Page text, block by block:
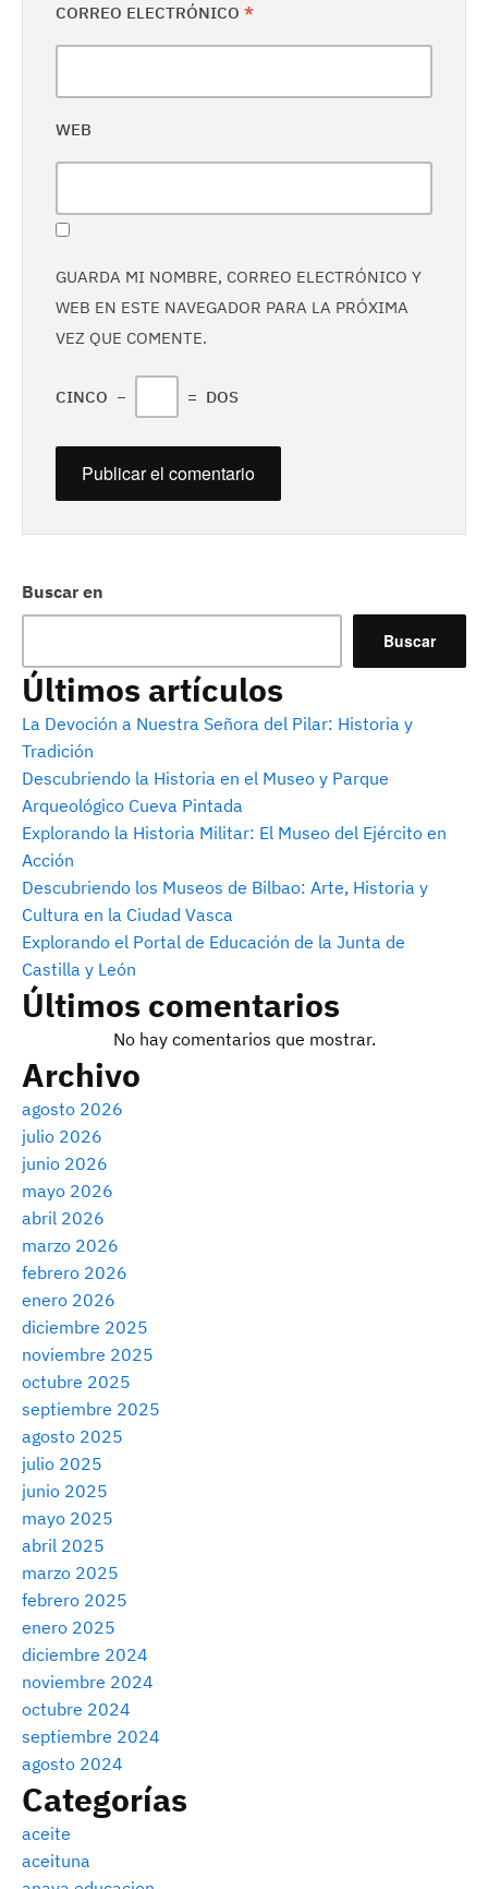
Buscar en
Buscar
Últimos artículos
La Devoción a Nuestra Señora del Pilar: Historia y
Tradición
Descubriendo la Historia en el Museo y Parque
Arqueológico Cueva Pintada
Explorando la Historia Militar: El Museo del Ejército en
Acción
Descubriendo los Museos de Bilbao: Arte, Historia y
Cultura en la Ciudad Vasca
Explorando el Portal de Educación de la Junta de
Castilla y León
Últimos comentarios
No hay comentarios que mostrar.
Archivo
agosto 2026
julio 2026
junio 2026
mayo 2026
abril 2026
marzo 2026
febrero 2026
enero 2026
diciembre 2025
noviembre 2025
octubre 2025
septiembre 2025
agosto 2025
julio 2025
junio 2025
mayo 2025
abril 2025
marzo 2025
febrero 2025
enero 2025
diciembre 2024
noviembre 2024
octubre 2024
septiembre 2024
agosto 2024
Categorías
aceite
aceituna
CORREO ELECTRÓNICO *
WEB
GUARDA MI NOMBRE, CORREO ELECTRÓNICO Y
WEB EN ESTE NAVEGADOR PARA LA PRÓXIMA
VEZ QUE COMENTE.
CINCO − = DOS